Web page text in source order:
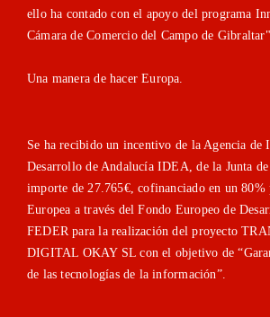
ello ha contado con el apoyo del programa
Cámara de Comercio del Campo de Gibraltar"
Una manera de hacer Europa.
Se ha recibido un incentivo de la Agencia de
Desarrollo de Andalucía IDEA, de la Junta
importe de 27.765€, cofinanciado en un
Europea a través del Fondo Europeo de
FEDER para la realización del proyecto
DIGITAL OKAY SL con el objetivo de
de las tecnologías de la información”.